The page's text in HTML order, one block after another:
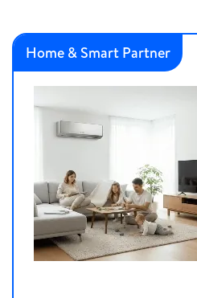
Home & Smart Partner